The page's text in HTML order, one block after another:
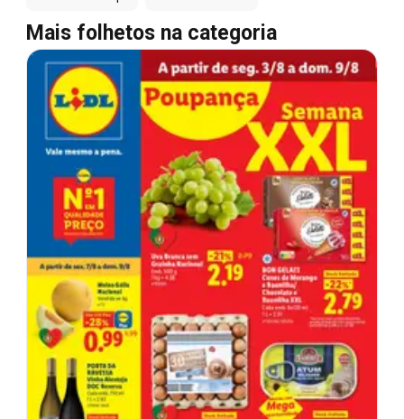
Mais folhetos na categoria